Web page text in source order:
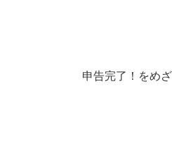
申告完了！をめ